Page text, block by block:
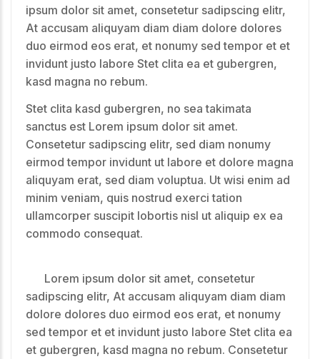
ipsum dolor sit amet, consetetur sadipscing elitr,
At accusam aliquyam diam diam dolore dolores
duo eirmod eos erat, et nonumy sed tempor et et
invidunt justo labore Stet clita ea et gubergren,
kasd magna no rebum.
Stet clita kasd gubergren, no sea takimata
sanctus est Lorem ipsum dolor sit amet.
Consetetur sadipscing elitr, sed diam nonumy
eirmod tempor invidunt ut labore et dolore magna
aliquyam erat, sed diam voluptua. Ut wisi enim ad
minim veniam, quis nostrud exerci tation
ullamcorper suscipit lobortis nisl ut aliquip ex ea
commodo consequat.
Lorem ipsum dolor sit amet, consetetur
sadipscing elitr, At accusam aliquyam diam diam
dolore dolores duo eirmod eos erat, et nonumy
sed tempor et et invidunt justo labore Stet clita ea
et gubergren, kasd magna no rebum. Consetetur